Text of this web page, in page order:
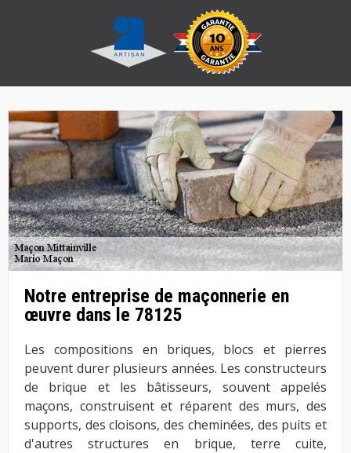
Notre entreprise de maçonnerie en
œuvre dans le 78125
Les compositions en briques, blocs et pierres
peuvent durer plusieurs années. Les constructeurs
de brique et les bâtisseurs, souvent appelés
maçons, construisent et réparent des murs, des
supports, des cloisons, des cheminées, des puits et
d'autres structures en brique, terre cuite,